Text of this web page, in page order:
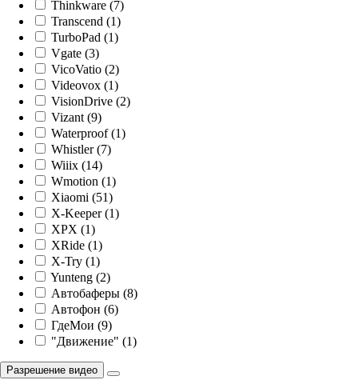
Thinkware (7)
Transcend (1)
TurboPad (1)
Vgate (3)
VicoVatio (2)
Videovox (1)
VisionDrive (2)
Vizant (9)
Waterproof (1)
Whistler (7)
Wiiix (14)
Wmotion (1)
Xiaomi (51)
X-Keeper (1)
XPX (1)
XRide (1)
X-Try (1)
Yunteng (2)
Автобаферы (8)
Автофон (6)
ГдеМои (9)
"Движение" (1)
Разрешение видео